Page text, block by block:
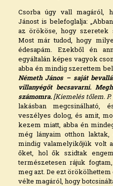
Csorba úgy vall magáról,
Jánost is belefoglalja:
az örököse, hogy szeretek
Most már tudod, hogy
édesapám. Ezekből én
egyáltalán képes vagyok
abba én mindig szerettem
Németh János – saját
villanyégőt becsavarni.
számomra.[Kiemelés tőlem. P.
lakásban megcsinálható,
veszélyes dolog, és amit,
kezem miatt, abba én
még lányaim otthon
mindig valamelyikőjük volt
őket, hol ők szidtak
természetesen rájuk
meg azt. De ezt
vélte magáról, hogy